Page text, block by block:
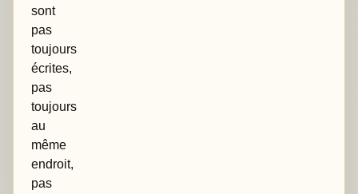
sont
pas
toujours
écrites,
pas
toujours
au
même
endroit,
pas